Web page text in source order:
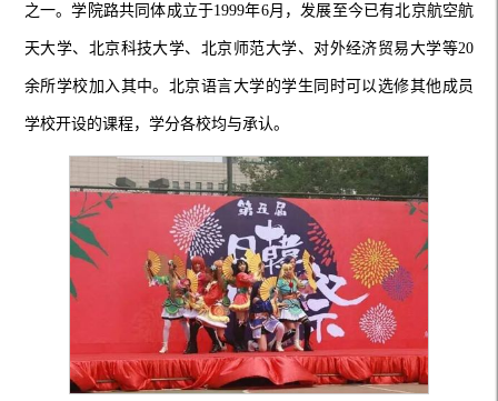
之一。学院路共同体成立于1999年6月，发展至今已有北京航空航
天大学、北京科技大学、北京师范大学、对外经济贸易大学等20
余所学校加入其中。北京语言大学的学生同时可以选修其他成员
学校开设的课程，学分各校均与承认。